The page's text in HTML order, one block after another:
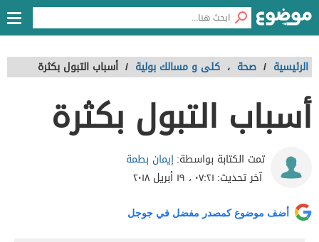
الرئيسية / صحة ، كلى و مسالك بولية / أسباب التبول بكثرة
أسباب التبول بكثرة
تمت الكتابة بواسطة:إيمان بطمة
آخر تحديث: ٠٧:٢١ ، ١٩ أبريل ٢٠١٨
أضف موضوع كمصدر مفضل في جوجل